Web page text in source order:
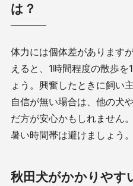
は？
体力には個体差があります
えると、1時間程度の散歩
ょう。興奮したときに飼い
自信が無い場合は、他の犬
だ方が安心かもしれません
暑い時間帯は避けましょう。
秋田犬がかかりやす